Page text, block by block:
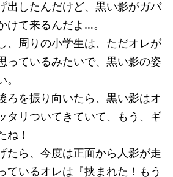
出したんだけど、黒い影がガバ
けて来るんだよ…。
、周りの小学生は、ただオレが
っているみたいで、黒い影の姿
ろを振り向いたら、黒い影はオ
タリついてきていて、もう、ギ
ね！
たら、今度は正面から人影が走
ているオレは『挟まれた！もう